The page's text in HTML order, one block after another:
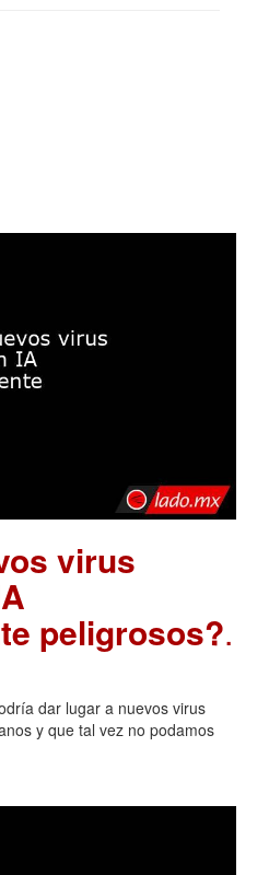
virus
peligrosos?.
dar lugar a nuevos virus
y que tal vez no podamos